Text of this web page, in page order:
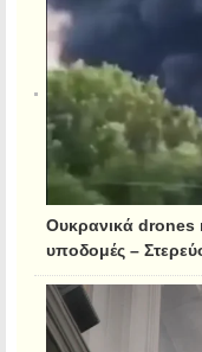
Ουκρανικά drones
υποδομές –